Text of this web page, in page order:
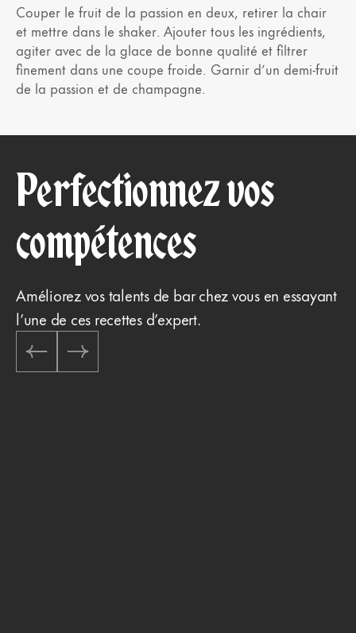
Couper le fruit de la passion en deux, retirer la chair
et mettre dans le shaker. Ajouter tous les ingrédients,
agiter avec de la glace de bonne qualité et filtrer
finement dans une coupe froide. Garnir d’un demi-fruit
de la passion et de champagne.
Perfectionnez vos
compétences
Améliorez vos talents de bar chez vous en essayant
l’une de ces recettes d’expert.